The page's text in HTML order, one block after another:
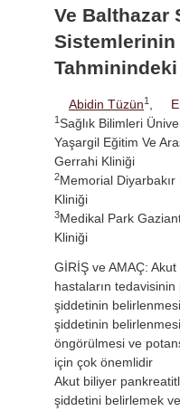
Ve Balthazar
Abidin Tüzün1
1Sağlık Bilimleri
Yaşargil Eğitim Ve
Gerrahi Kliniği
2Memorial
Kliniği
3Medikal Park
Kliniği
GİRİŞ ve AMAÇ: Akut
hastaların tedavisinin
şiddetinin
şiddetinin
öngörülmesi ve
için çok önemlidir
Akut biliyer
şiddetini belirlemek